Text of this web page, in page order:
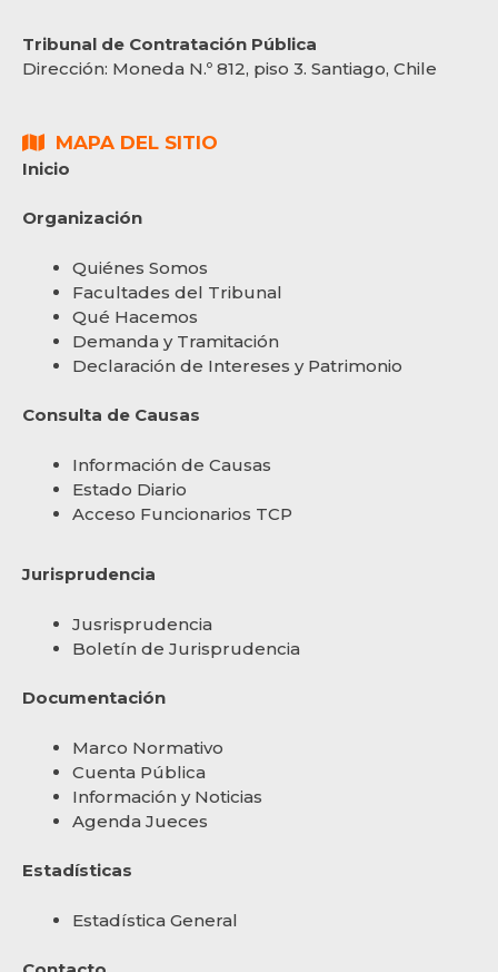
Tribunal de Contratación Pública
Dirección: Moneda N.º 812, piso 3. Santiago, Chile
MAPA DEL SITIO
Inicio
Organización
Quiénes Somos
Facultades del Tribunal
Qué Hacemos
Demanda y Tramitación
Declaración de Intereses y Patrimonio
Consulta de Causas
Información de Causas
Estado Diario
Acceso Funcionarios TCP
Jurisprudencia
Jusrisprudencia
Boletín de Jurisprudencia
Documentación
Marco Normativo
Cuenta Pública
Información y Noticias
Agenda Jueces
Estadísticas
Estadística General